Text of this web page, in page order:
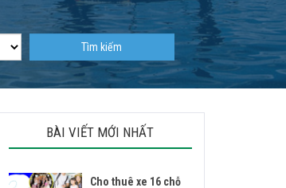
Tìm kiếm
BÀI VIẾT MỚI NHẤT
Cho thuê xe 16 chỗ